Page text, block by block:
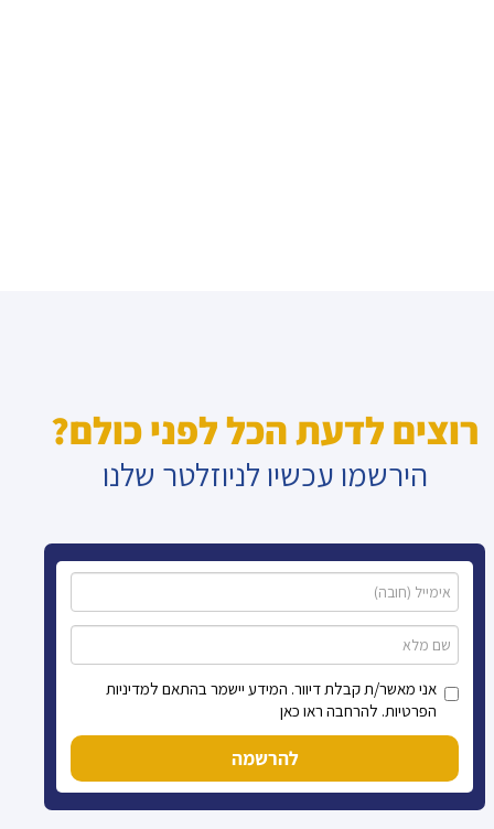
רוצים לדעת הכל לפני כולם?
הירשמו עכשיו לניוזלטר שלנו
אני מאשר/ת קבלת דיוור. המידע יישמר בהתאם למדיניות
הפרטיות. להרחבה ראו כאן
להרשמה